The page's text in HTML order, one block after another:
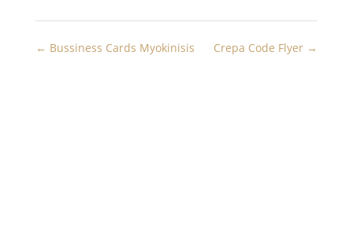
← Bussiness Cards Myokinisis Crepa Code Flyer →